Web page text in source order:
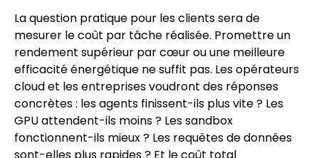
La question pratique pour les clients sera de
mesurer le coût par tâche réalisée. Promettre un
rendement supérieur par cœur ou une meilleure
efficacité énergétique ne suffit pas. Les opérateurs
cloud et les entreprises voudront des réponses
concrètes : les agents finissent-ils plus vite ? Les
GPU attendent-ils moins ? Les sandbox
fonctionnent-ils mieux ? Les requêtes de données
sont-elles plus rapides ? Et le coût total